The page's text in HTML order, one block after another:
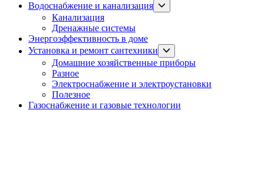
Водоснабжение и канализация
sub
Канализация
Дренажные системы
Энергоэффективность в доме
Установка и ремонт сантехники
Show
sub
menu
Домашние хозяйственные приборы
Разное
Электроснабжение и электроустановки
Полезное
Газоснабжение и газовые технологии